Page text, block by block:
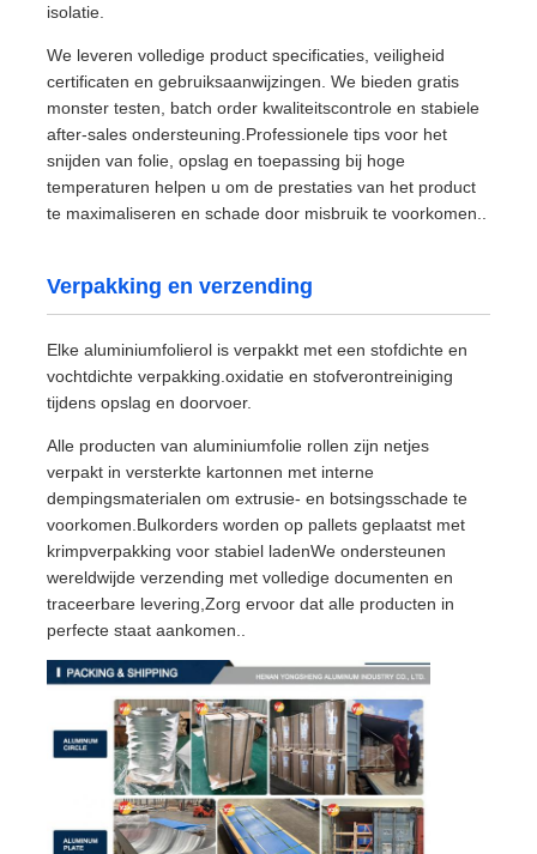
isolatie.
We leveren volledige product specificaties, veiligheid
certificaten en gebruiksaanwijzingen. We bieden gratis
monster testen, batch order kwaliteitscontrole en stabiele
after-sales ondersteuning.Professionele tips voor het
snijden van folie, opslag en toepassing bij hoge
temperaturen helpen u om de prestaties van het product
te maximaliseren en schade door misbruik te voorkomen..
Verpakking en verzending
Elke aluminiumfolierol is verpakkt met een stofdichte en
vochtdichte verpakking.oxidatie en stofverontreiniging
tijdens opslag en doorvoer.
Alle producten van aluminiumfolie rollen zijn netjes
verpakt in versterkte kartonnen met interne
dempingsmaterialen om extrusie- en botsingsschade te
voorkomen.Bulkorders worden op pallets geplaatst met
krimpverpakking voor stabiel ladenWe ondersteunen
wereldwijde verzending met volledige documenten en
traceerbare levering,Zorg ervoor dat alle producten in
perfecte staat aankomen..